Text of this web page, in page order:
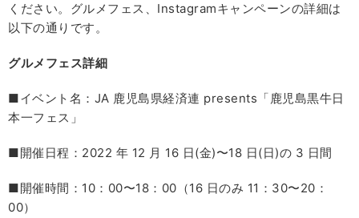
ください。グルメフェス、Instagramキャンペーンの詳細は
以下の通りです。
グルメフェス詳細
■イベント名：JA 鹿児島県経済連 presents「鹿児島黒牛日
本一フェス」
■開催日程：2022 年 12 月 16 日(金)〜18 日(日)の 3 日間
■開催時間：10：00〜18：00（16 日のみ 11：30〜20：
00）